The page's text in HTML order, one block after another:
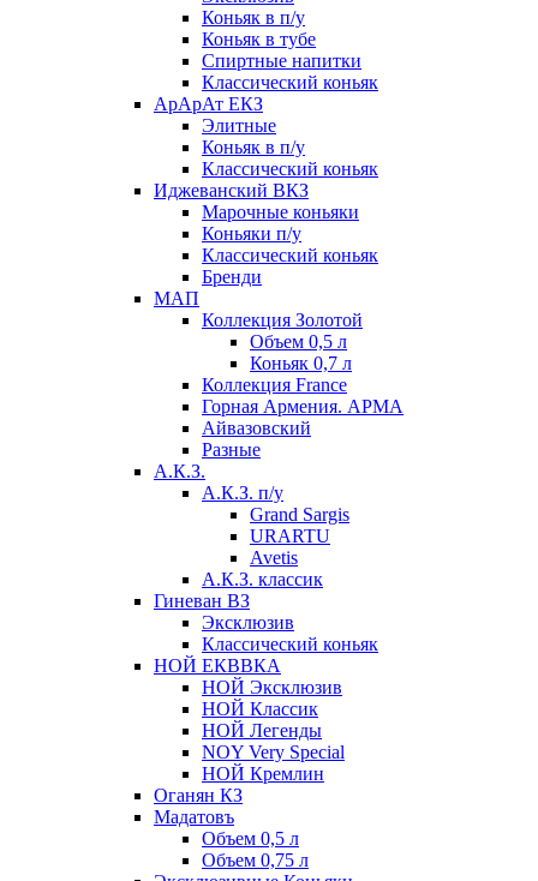
Коньяк в п/у
Коньяк в тубе
Спиртные напитки
Классический коньяк
АрАрАт ЕКЗ
Элитные
Коньяк в п/у
Классический коньяк
Иджеванский ВКЗ
Марочные коньяки
Коньяки п/у
Классический коньяк
Бренди
МАП
Коллекция Золотой
Объем 0,5 л
Коньяк 0,7 л
Коллекция France
Горная Армения. АРМА
Айвазовский
Разные
А.К.З.
А.К.З. п/у
Grand Sargis
URARTU
Avetis
А.К.З. классик
Гиневан ВЗ
Эксклюзив
Классический коньяк
НОЙ ЕКВВКА
НОЙ Эксклюзив
НОЙ Классик
НОЙ Легенды
NOY Very Speсial
НОЙ Кремлин
Оганян КЗ
Мадатовъ
Объем 0,5 л
Объем 0,75 л